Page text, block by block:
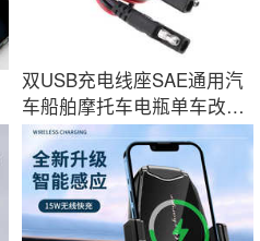
双USB充电线座SAE通用汽
车船舶摩托车电瓶单车改装
车载手机充电器